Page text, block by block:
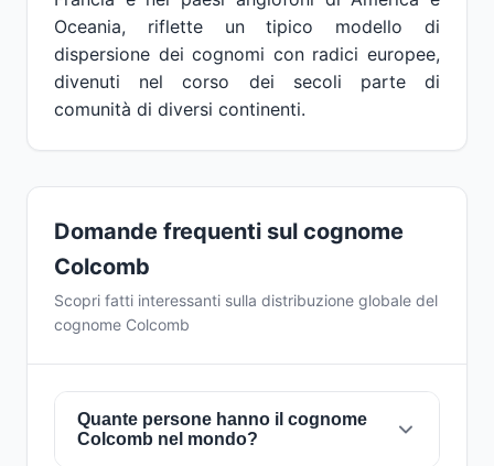
Oceania, riflette un tipico modello di
dispersione dei cognomi con radici europee,
divenuti nel corso dei secoli parte di
comunità di diversi continenti.
Domande frequenti sul cognome
Colcomb
Scopri fatti interessanti sulla distribuzione globale del
cognome Colcomb
Quante persone hanno il cognome
Colcomb nel mondo?